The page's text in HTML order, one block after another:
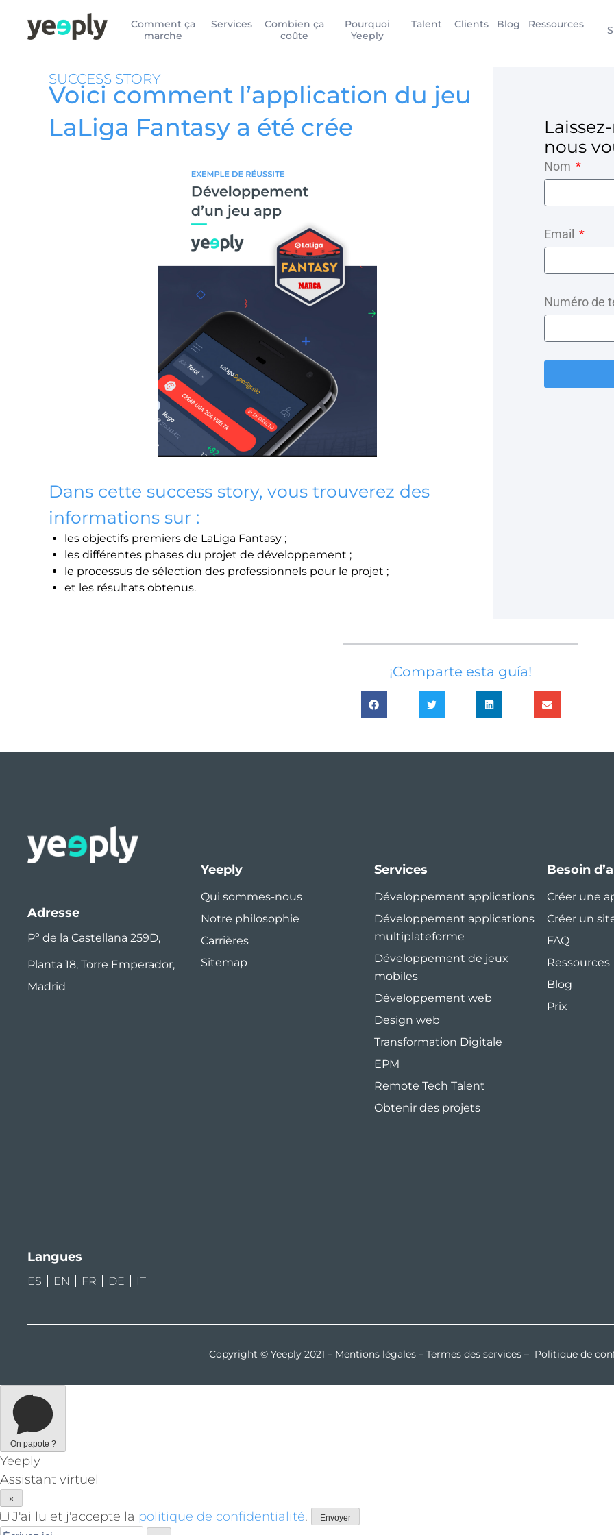
Comment ça
marche
Services
Combien ça
coûte
Pourquoi
Yeeply
Talent Clients Blog Ressources
SUCCESS STORY
Voici comment l’application du jeu
LaLiga Fantasy a été crée
Dans cette success story, vous trouverez des
informations sur :
les objectifs premiers de LaLiga Fantasy ;
les différentes phases du projet de développement ;
le processus de sélection des professionnels pour le projet ;
et les résultats obtenus.
nous
Nom
Email
Numéro de
¡Comparte esta guía!
Adresse
Pº de la Castellana 259D,
Planta 18, Torre Emperador,
Madrid
Yeeply
Qui sommes-nous
Notre philosophie
Carrières
Sitemap
Services
Développement applications
Développement applications
multiplateforme
Développement de jeux
mobiles
Développement web
Design web
Transformation Digitale
EPM
Remote Tech Talent
Obtenir des projets
Besoin
Créer une
Créer un
FAQ
Ressources
Blog
Prix
Langues
ES EN FR DE IT
Copyright © Yeeply 2021 – Mentions légales – Termes des services – Politique de
On papote ?
Yeeply
Assistant virtuel
×
J'ai lu et j'accepte la politique de confidentialité. Envoyer